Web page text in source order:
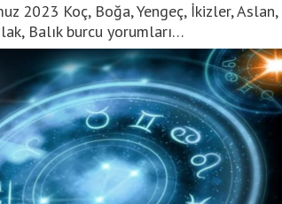
2023 Koç, Boğa, Yengeç, İkizler, Aslan,
Balık burcu yorumları…